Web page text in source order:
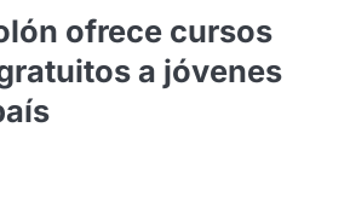
ofrece cursos
a jóvenes